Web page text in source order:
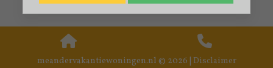
meandervakantiewoningen.nl © 2026 | Disclaimer